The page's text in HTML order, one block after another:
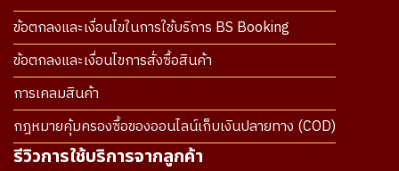
ข้อตกลงและเงื่อนไขในการใช้บริการ BS Booking
ข้อตกลงและเงื่อนไขการสั่งซื้อสินค้า
การเคลมสินค้า
กฎหมายคุ้มครองซื้อของออนไลน์เก็บเงินปลายทาง (COD)
รีวิวการใช้บริการจากลูกค้า